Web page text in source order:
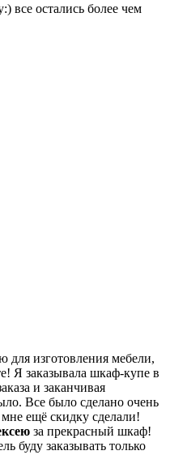
все остались более чем
изготовления мебели,
Я заказывала шкаф-купе в
и заканчивая
Все было сделано очень
ещё скидку сделали!
за прекрасный шкаф!
буду заказывать только